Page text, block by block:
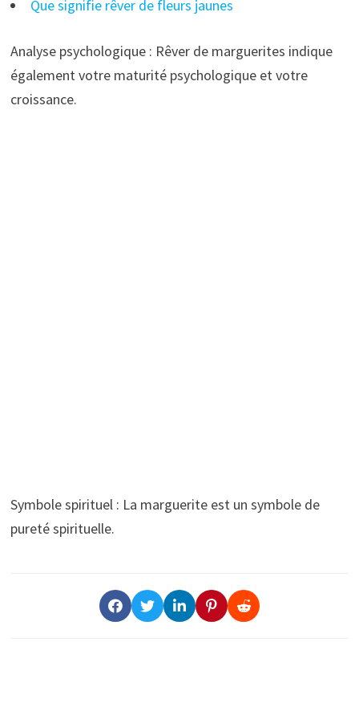
Que signifie rêver de fleurs jaunes
Analyse psychologique : Rêver de marguerites indique
également votre maturité psychologique et votre
croissance.
Symbole spirituel : La marguerite est un symbole de
pureté spirituelle.